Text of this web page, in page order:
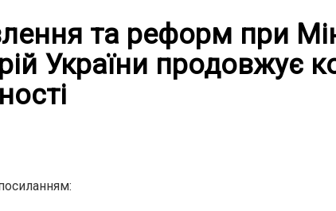
та реформ при
України продовжує